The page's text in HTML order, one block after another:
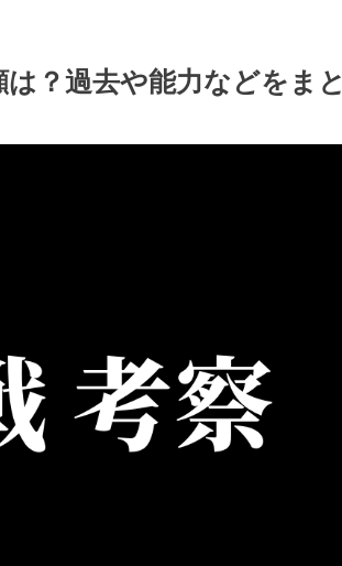
は？過去や能力などをまと